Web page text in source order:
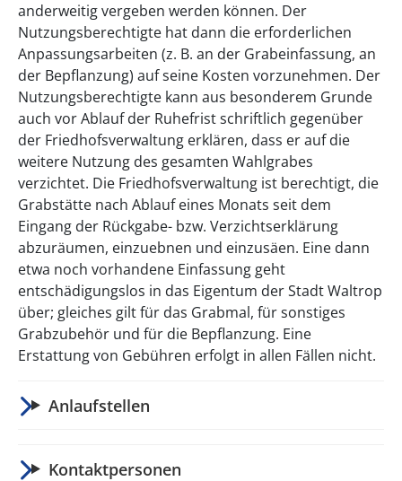
anderweitig vergeben werden können. Der
Nutzungsberechtigte hat dann die erforderlichen
Anpassungsarbeiten (z. B. an der Grabeinfassung, an
der Bepflanzung) auf seine Kosten vorzunehmen. Der
Nutzungsberechtigte kann aus besonderem Grunde
auch vor Ablauf der Ruhefrist schriftlich gegenüber
der Friedhofsverwaltung erklären, dass er auf die
weitere Nutzung des gesamten Wahlgrabes
verzichtet. Die Friedhofsverwaltung ist berechtigt, die
Grabstätte nach Ablauf eines Monats seit dem
Eingang der Rückgabe- bzw. Verzichtserklärung
abzuräumen, einzuebnen und einzusäen. Eine dann
etwa noch vorhandene Einfassung geht
entschädigungslos in das Eigentum der Stadt Waltrop
über; gleiches gilt für das Grabmal, für sonstiges
Grabzubehör und für die Bepflanzung. Eine
Erstattung von Gebühren erfolgt in allen Fällen nicht.
Anlaufstellen
Kontaktpersonen